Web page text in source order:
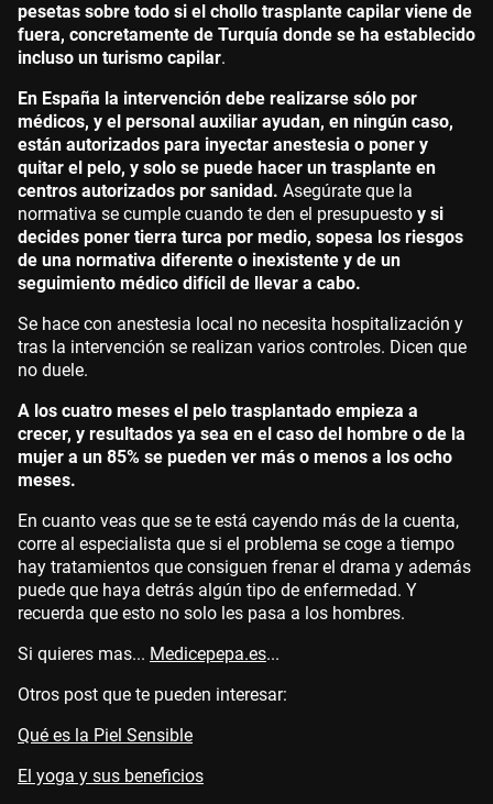
pesetas sobre todo si el chollo trasplante capilar viene de
fuera, concretamente de Turquía donde se ha establecido
incluso un turismo capilar.
En España la intervención debe realizarse sólo por
médicos, y el personal auxiliar ayudan, en ningún caso,
están autorizados para inyectar anestesia o poner y
quitar el pelo, y solo se puede hacer un trasplante en
centros autorizados por sanidad. Asegúrate que la
normativa se cumple cuando te den el presupuesto y si
decides poner tierra turca por medio, sopesa los riesgos
de una normativa diferente o inexistente y de un
seguimiento médico difícil de llevar a cabo.
Se hace con anestesia local no necesita hospitalización y
tras la intervención se realizan varios controles. Dicen que
no duele.
A los cuatro meses el pelo trasplantado empieza a
crecer, y resultados ya sea en el caso del hombre o de la
mujer a un 85% se pueden ver más o menos a los ocho
meses.
En cuanto veas que se te está cayendo más de la cuenta,
corre al especialista que si el problema se coge a tiempo
hay tratamientos que consiguen frenar el drama y además
puede que haya detrás algún tipo de enfermedad. Y
recuerda que esto no solo les pasa a los hombres.
Si quieres mas... Medicepepa.es...
Otros post que te pueden interesar:
Qué es la Piel Sensible
El yoga y sus beneficios